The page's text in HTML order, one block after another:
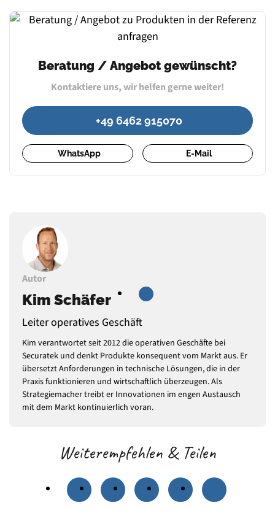
Beratung / Angebot gewünscht?
Kontaktiere uns, wir helfen gerne weiter!
+49 6462 915070
WhatsApp E-Mail
Autor
Kim Schäfer
Leiter operatives Geschäft
Kim verantwortet seit 2012 die operativen Geschäfte bei
Securatek und denkt Produkte konsequent vom Markt aus. Er
übersetzt Anforderungen in technische Lösungen, die in der
Praxis funktionieren und wirtschaftlich überzeugen. Als
Strategiemacher treibt er Innovationen im engen Austausch
mit dem Markt kontinuierlich voran.
Weiterempfehlen & Teilen